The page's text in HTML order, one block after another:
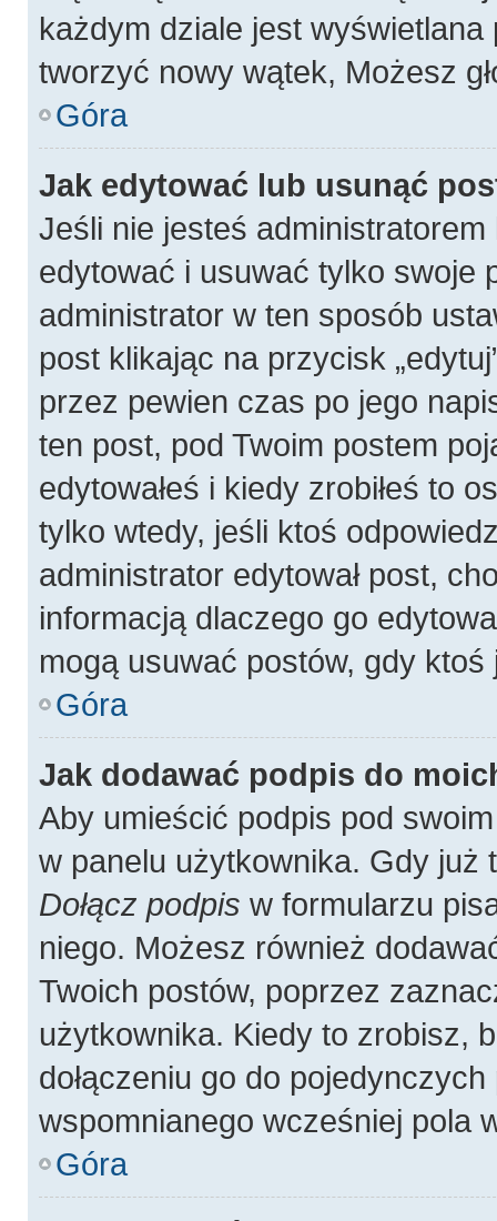
każdym dziale jest wyświetlana
tworzyć nowy wątek, Możesz
Góra
Jak edytować lub usunąć
Jeśli nie jesteś
edytować i usuwać tylko swoje
administrator w ten sposób
post klikając na przycisk
przez pewien czas po jego
ten post, pod Twoim postem
edytowałeś i kiedy zrobiłeś to
tylko wtedy, jeśli ktoś
administrator edytował post,
informacją dlaczego go
mogą usuwać postów, gdy ktoś
Góra
Jak dodawać podpis do
Aby umieścić podpis pod
w panelu użytkownika. Gdy
Dołącz podpis w formularzu
niego. Możesz również
Twoich postów, poprzez
użytkownika. Kiedy to zrobisz,
dołączeniu go do
wspomnianego wcześniej pola
Góra